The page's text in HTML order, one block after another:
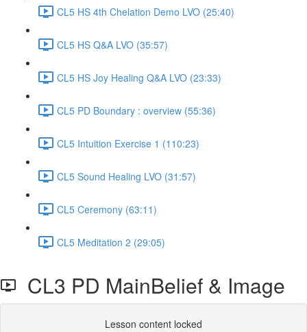
CL5 HS 4th Chelation Demo LVO (25:40)
CL5 HS Q&A LVO (35:57)
CL5 HS Joy Healing Q&A LVO (23:33)
CL5 PD Boundary : overview (55:36)
CL5 Intuition Exercise 1 (110:23)
CL5 Sound Healing LVO (31:57)
CL5 Ceremony (63:11)
CL5 Meditation 2 (29:05)
CL3 PD MainBelief & Image
Lesson content locked